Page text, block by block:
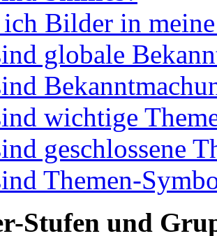
Bilder in
globale
wichtige
geschlossene
Themen-
Stufen und